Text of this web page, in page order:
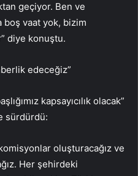
geçiyor. Ben ve
boş vaat yok, bizim
diye konuştu.
edeceğiz”
kapsayıcılık olacak”
sürdürdü:
oluşturacağız ve
Her şehirdeki